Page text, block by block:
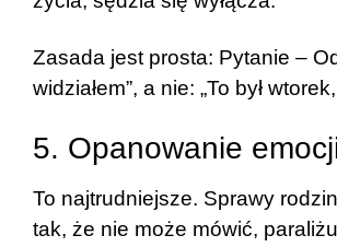
Zasada jest prosta: Pytanie –
widziałem”, a nie: „To był
5. Opanowanie
To najtrudniejsze. Sprawy
tak, że nie może mówić,